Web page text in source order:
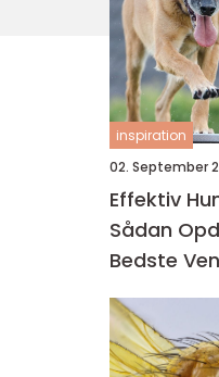
inspiration
02. September
Effektiv
Sådan
Bedste Ven